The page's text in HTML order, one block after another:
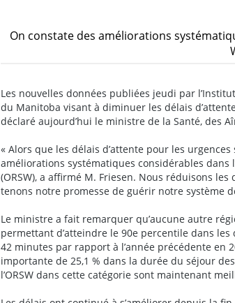
On constate des améliorations
Les nouvelles données publiées jeudi par
du Manitoba visant à diminuer les délais
déclaré aujourd’hui le ministre de la Santé, des
« Alors que les délais d’attente pour les
améliorations systématiques considérables dans
(ORSW), a affirmé M. Friesen. Nous réduisons
tenons notre promesse de guérir notre système
Le ministre a fait remarquer qu’aucune autre
permettant d’atteindre le 90e percentile dans les
42 minutes par rapport à l’année précédente en
importante de 25,1 % dans la durée du séjour
l’ORSW dans cette catégorie sont maintenant